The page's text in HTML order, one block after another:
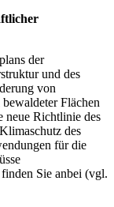
der
und des
von
Flächen
neue Richtlinie des
des
für die
Sie anbei (vgl.